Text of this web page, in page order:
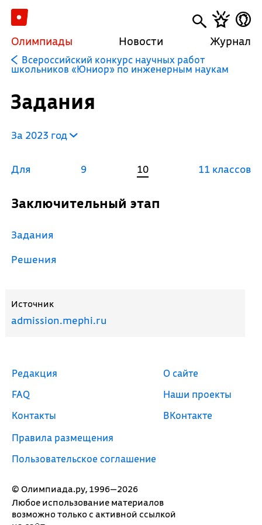
Олимпиады Новости Журнал
Всероссийский конкурс научных работ
школьников «Юниор» по инженерным наукам
Задания
За 2023 год
Для 9 10 11 классов
Заключительный этап
Задания
Решения
Источник
admission.mephi.ru
© Олимпиада.ру, 1996—2026
Любое использование материалов
возможно только с активной ссылкой
Редакция
FAQ
Контакты
Правила размещения
Пользовательское соглашение
О сайте
Наши проекты
ВКонтакте